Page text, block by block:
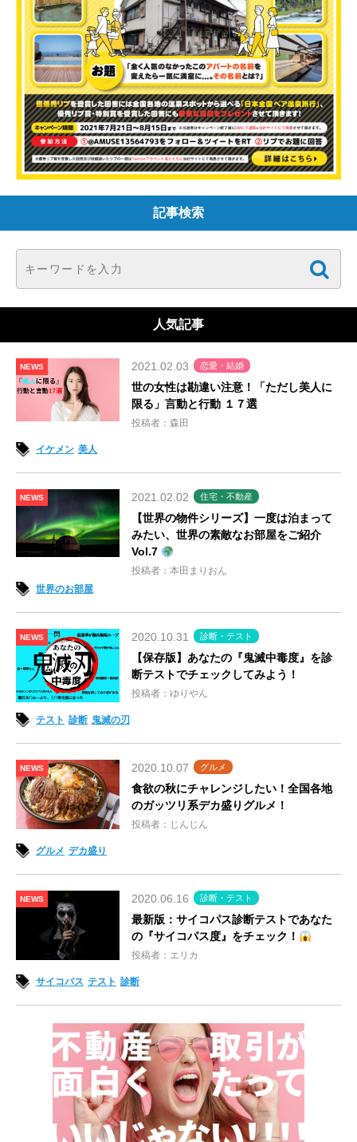
記事検索
人気記事
NEWS 2021.02.03 恋愛・結婚
世の女性は勘違い注意！「ただし美人に
限る」言動と行動 １７選
投稿者：森田
イケメン 美人
NEWS 2021.02.02 住宅・不動産
【世界の物件シリーズ】一度は泊まって
みたい、世界の素敵なお部屋をご紹介
Vol.7
投稿者：本田まりおん
世界のお部屋
NEWS 2020.10.31 診断・テスト
【保存版】あなたの『鬼滅中毒度』を診
断テストでチェックしてみよう！
投稿者：ゆりやん
テスト 診断 鬼滅の刃
NEWS 2020.10.07 グルメ
食欲の秋にチャレンジしたい！全国各地
のガッツリ系デカ盛りグルメ！
投稿者：じんじん
グルメ デカ盛り
NEWS 2020.06.16 診断・テスト
最新版：サイコパス診断テストであなた
の『サイコパス度』をチェック！
投稿者：エリカ
サイコパス テスト 診断